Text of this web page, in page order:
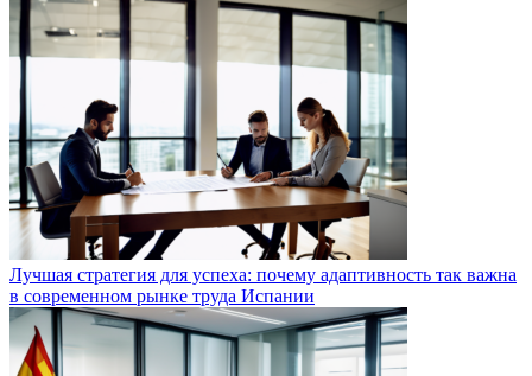
Лучшая стратегия для успеха: почему адаптивность так важна
в современном рынке труда Испании